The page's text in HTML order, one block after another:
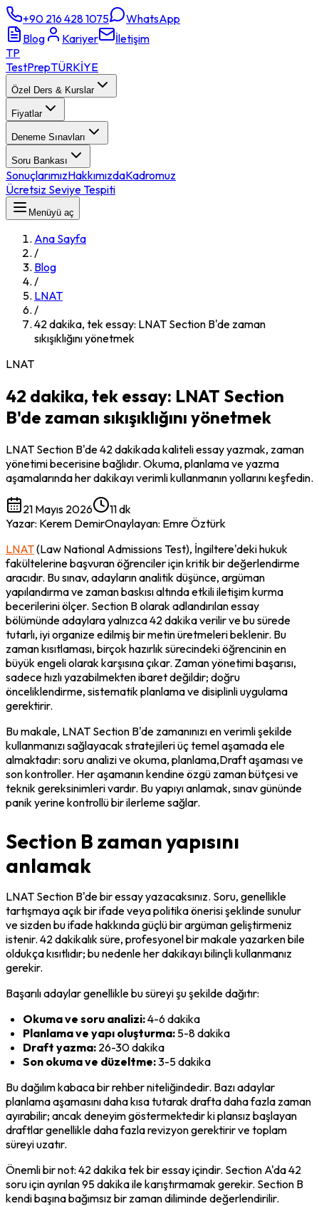
+90 216 428 1075
WhatsApp
Blog
Kariyer
İletişim
TP
TestPrepTÜRKİYE
Özel Ders & Kurslar
Fiyatlar
Deneme Sınavları
Soru Bankası
SonuçlarımızHakkımızdaKadromuz
Ücretsiz Seviye Tespiti
Menüyü aç
Ana Sayfa
/
Blog
/
LNAT
/
42 dakika, tek essay: LNAT Section B'de zaman
sıkışıklığını yönetmek
LNAT
42 dakika, tek essay: LNAT Section
B'de zaman sıkışıklığını yönetmek
LNAT Section B'de 42 dakikada kaliteli essay yazmak, zaman
yönetimi becerisine bağlıdır. Okuma, planlama ve yazma
aşamalarında her dakikayı verimli kullanmanın yollarını keşfedin.
21 Mayıs 2026
11 dk
Yazar: Kerem DemirOnaylayan: Emre Öztürk
LNAT (Law National Admissions Test), İngiltere'deki hukuk
fakültelerine başvuran öğrenciler için kritik bir değerlendirme
aracıdır. Bu sınav, adayların analitik düşünce, argüman
yapılandırma ve zaman baskısı altında etkili iletişim kurma
becerilerini ölçer. Section B olarak adlandırılan essay
bölümünde adaylara yalnızca 42 dakika verilir ve bu sürede
tutarlı, iyi organize edilmiş bir metin üretmeleri beklenir. Bu
zaman kısıtlaması, birçok hazırlık sürecindeki öğrencinin en
büyük engeli olarak karşısına çıkar. Zaman yönetimi başarısı,
sadece hızlı yazabilmekten ibaret değildir; doğru
önceliklendirme, sistematik planlama ve disiplinli uygulama
gerektirir.
Bu makale, LNAT Section B'de zamanınızı en verimli şekilde
kullanmanızı sağlayacak stratejileri üç temel aşamada ele
almaktadır: soru analizi ve okuma, planlama,Draft aşaması ve
son kontroller. Her aşamanın kendine özgü zaman bütçesi ve
teknik gereksinimleri vardır. Bu yapıyı anlamak, sınav gününde
panik yerine kontrollü bir ilerleme sağlar.
Section B zaman yapısını
anlamak
LNAT Section B'de bir essay yazacaksınız. Soru, genellikle
tartışmaya açık bir ifade veya politika önerisi şeklinde sunulur
ve sizden bu ifade hakkında güçlü bir argüman geliştirmeniz
istenir. 42 dakikalık süre, profesyonel bir makale yazarken bile
oldukça kısıtlıdır; bu nedenle her dakikayı bilinçli kullanmanız
gerekir.
Başarılı adaylar genellikle bu süreyi şu şekilde dağıtır:
Okuma ve soru analizi: 4-6 dakika
Planlama ve yapı oluşturma: 5-8 dakika
Draft yazma: 26-30 dakika
Son okuma ve düzeltme: 3-5 dakika
Bu dağılım kabaca bir rehber niteliğindedir. Bazı adaylar
planlama aşamasını daha kısa tutarak drafta daha fazla zaman
ayırabilir; ancak deneyim göstermektedir ki plansız başlayan
draftlar genellikle daha fazla revizyon gerektirir ve toplam
süreyi uzatır.
Önemli bir not: 42 dakika tek bir essay içindir. Section A'da 42
soru için ayrılan 95 dakika ile karıştırmamak gerekir. Section B
kendi başına bağımsız bir zaman diliminde değerlendirilir.